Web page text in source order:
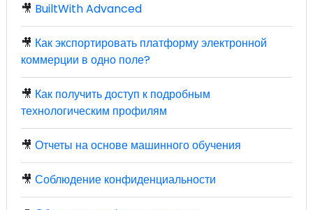
🎥 BuiltWith Advanced
🎥 Как экспортировать платформу электронной
коммерции в одно поле?
🎥 Как получить доступ к подробным
технологическим профилям
🎥 Отчеты на основе машинного обучения
🎥 Соблюдение конфиденциальности